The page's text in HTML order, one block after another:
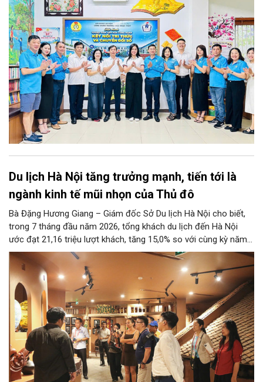
Du lịch Hà Nội tăng trưởng mạnh, tiến tới là
ngành kinh tế mũi nhọn của Thủ đô
Bà Đặng Hương Giang – Giám đốc Sở Du lịch Hà Nội cho biết,
trong 7 tháng đầu năm 2026, tổng khách du lịch đến Hà Nội
ước đạt 21,16 triệu lượt khách, tăng 15,0% so với cùng kỳ năm
2025. Tổng thu từ khách du lịch ước đạt 86,47 nghìn tỷ đồng,
tăng 17,9% so với cùng kỳ năm trước.